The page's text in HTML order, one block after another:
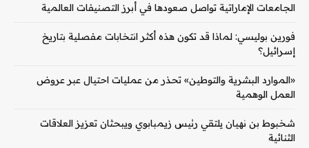
الجامعات الإماراتية تواصل صعودها في أبرز التصنيفات العالمية
فورين بوليسي: لماذا قد تكون هذه أكثر انتخابات مفصلية بتاريخ
إسرائيل؟
«الموارد البشرية والتوطين» تحذر من عمليات احتيال عبر عروض
العمل الوهمية
شخبوط بن نهيان يلتقي رئيس زيمبابوي ويبحثان تعزيز العلاقات
الثنائية